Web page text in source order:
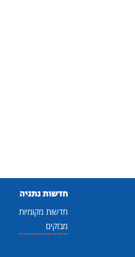
חדשות נתניה
חדשות מקומיות
מבזקים